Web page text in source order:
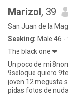
Marizol, 39
San Juan de la
Seeking: Male 46 -
The black one ❤
Un poco de mi
9seloque quiero
joven 12 megusta
pidas fotos de